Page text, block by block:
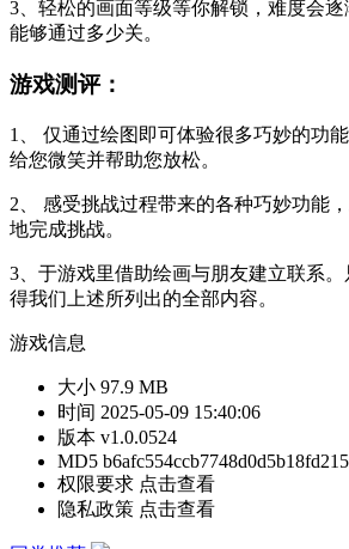
3、轻松的画面等级等你解锁，难度会
能够通过多少关。
游戏测评：
1、 仅通过绘图即可体验很多巧妙的功
给您微笑并帮助您放松。
2、 感受挑战过程带来的各种巧妙功能
地完成挑战。
3、于游戏里借助绘画与朋友建立联系
得我们上述所列出的全部内容。
游戏信息
大小 97.9 MB
时间 2025-05-09 15:40:06
版本 v1.0.0524
MD5
权限要求 点击查看
隐私政策 点击查看